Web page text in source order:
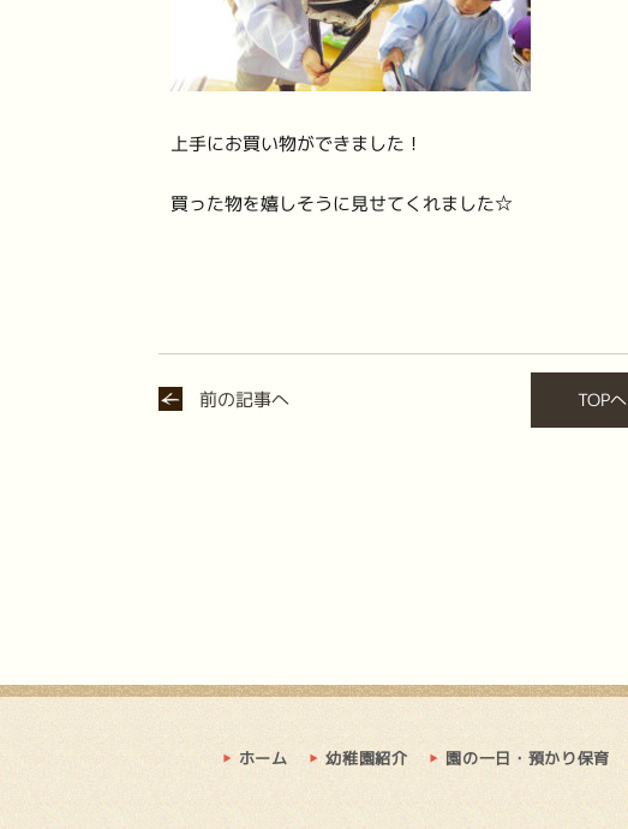
上手にお買い物ができました！
買った物を嬉しそうに見せてくれました☆
前の記事へ TOPへ
ホーム 幼稚園紹介 園の一日・預かり保育